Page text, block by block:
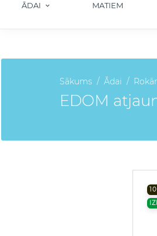
ĀDAI MATIEM
Sākums Ādai
EDOM